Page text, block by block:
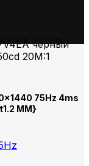
черный
20M:1
75Hz 4ms
MM}